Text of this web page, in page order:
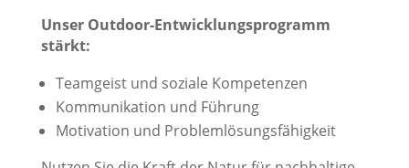
Unser Outdoor-Entwicklungsprogramm
stärkt:
Teamgeist und soziale Kompetenzen
Kommunikation und Führung
Motivation und Problemlösungsfähigkeit